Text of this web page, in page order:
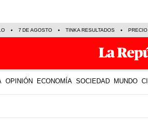
7 DE AGOSTO TINKA RESULTADOS
OPINIÓN ECONOMÍA SOCIEDAD MUNDO